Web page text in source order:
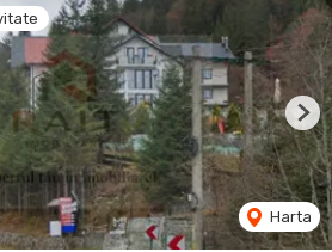
Harta